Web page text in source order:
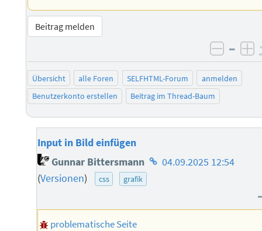
Beitrag melden
–
Übersicht alle Foren SELFHTML-Forum
anmelden
Benutzerkonto erstellen
Beitrag im Thread-Baum
Input in Bild einfügen
Gunnar Bittersmann Homepage
des
04.09.2025 12:54
(Versionen) css grafik
problematische Seite